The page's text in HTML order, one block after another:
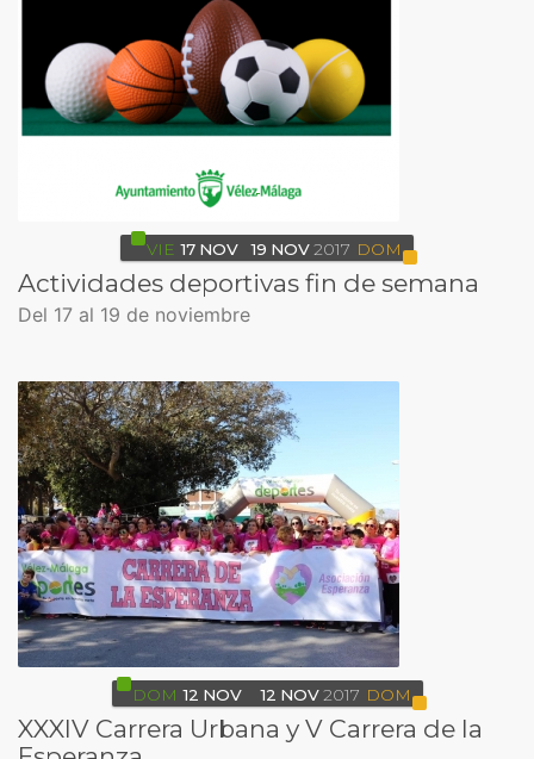
VIE 17 NOV 19 NOV2017 DOM
Actividades deportivas fin de semana
Del 17 al 19 de noviembre
DOM 12 NOV 12 NOV 2017 DOM
XXXIV Carrera Urbana y V Carrera de la